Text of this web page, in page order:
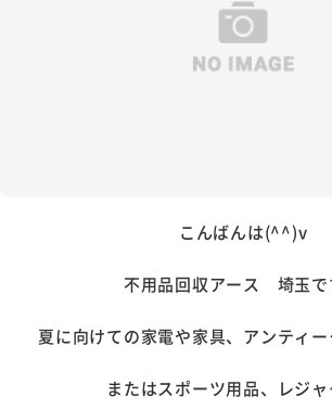
こんばんは(^^)v
不用品回収アース 埼玉で
夏に向けての家電や家具、アンティー
またはスポーツ用品、レジャ